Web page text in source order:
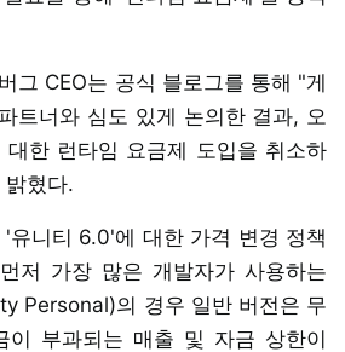
그 CEO는 공식 블로그를 통해 "게
트너와 심도 있게 논의한 결과, 오
한 런타임 요금제 도입을 취소하
혔다.
유니티 6.0'에 대한 가격 변경 정책
저 가장 많은 개발자가 사용하는
Personal)의 경우 일반 버전은 무
이 부과되는 매출 및 자금 상한이